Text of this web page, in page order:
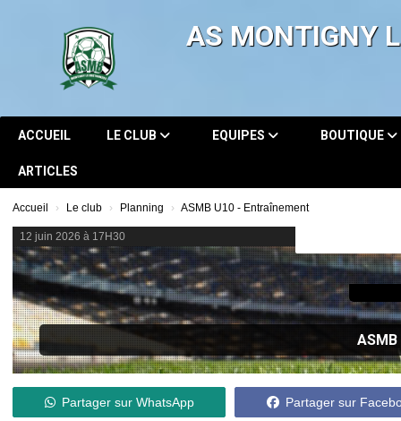
AS MONTIGNY
ACCUEIL LE CLUB EQUIPES BOUTIQUE
ARTICLES
Accueil Le club Planning ASMB U10 - Entraînement
12 juin 2026 à 17H30
ASMB
Partager sur WhatsApp Partager sur